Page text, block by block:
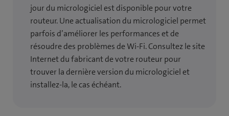
jour du micrologiciel est disponible pour votre
routeur. Une actualisation du micrologiciel permet
parfois d’améliorer les performances et de
résoudre des problèmes de Wi-Fi. Consultez le site
Internet du fabricant de votre routeur pour
trouver la dernière version du micrologiciel et
installez-la, le cas échéant.